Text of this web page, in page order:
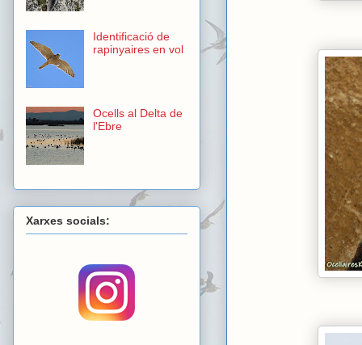
Identificació de
rapinyaires en vol
Ocells al Delta de
l'Ebre
Xarxes socials: